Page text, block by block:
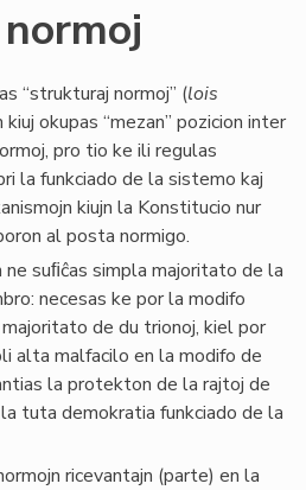
“strukturaj normoj” (lois
okupas “mezan” pozicion inter
pro tio ke ili regulas
la funkciado de la sistemo kaj
kiujn la Konstitucio nur
al posta normigo.
ne suﬁĉas simpla majoritato de la
necesas ke por la modifo
de du trionoj, kiel por
alta malfacilo en la modifo de
la protekton de la rajtoj de
tuta demokratia funkciado de la
ricevantajn (parte) en la